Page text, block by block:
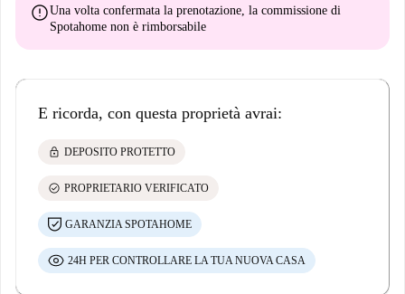
errorUna volta confermata la prenotazione, la commissione di
Spotahome non è rimborsabile
E ricorda, con questa proprietà avrai:
lock DEPOSITO PROTETTO
check_circle PROPRIETARIO VERIFICATO
GARANZIA SPOTAHOME
24H PER CONTROLLARE LA TUA NUOVA CASA